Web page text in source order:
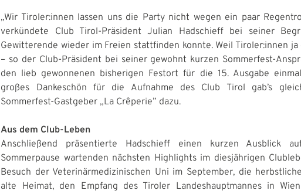
„Wir Tiroler:innen lassen uns die Party nicht wegen ein paar
verkündete Club Tirol-Präsident Julian Hadschieff bei seiner
Gewitterende wieder im Freien stattfinden konnte. Weil Tiroler:innen
– so der Club-Präsident bei seiner gewohnt kurzen Sommerfest-
den lieb gewonnenen bisherigen Festort für die 15. Ausgabe
großes Dankeschön für die Aufnahme des Club Tirol gab’s
Sommerfest-Gastgeber „La Crêperie” dazu.
Aus dem Club-Leben
Anschließend präsentierte Hadschieff einen kurzen Ausblick
Sommerpause wartenden nächsten Highlights im diesjährigen
Besuch der Veterinärmedizinischen Uni im September, die
alte Heimat, den Empfang des Tiroler Landeshauptmannes in